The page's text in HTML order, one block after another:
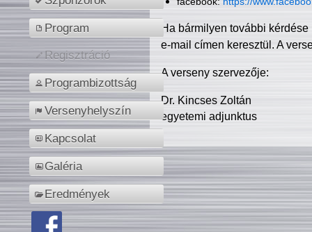
Program
Regisztráció
Programbizottság
Versenyhelyszín
Kapcsolat
Galéria
Eredmények
Ha bármilyen további
e-mail címen keresztül. A
A verseny szervezője:
Dr. Kincses Zoltán
egyetemi adjunktus